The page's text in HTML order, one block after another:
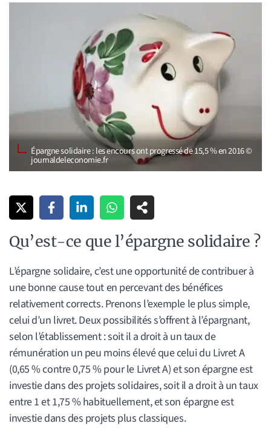
Épargne solidaire : les encours ont progressé de 15,5 % en 2016 ©
journaldeleconomie.fr
Qu’est-ce que l’épargne solidaire ?
L’épargne solidaire, c’est une opportunité de contribuer à
une bonne cause tout en percevant des bénéfices
relativement corrects. Prenons l’exemple le plus simple,
celui d’un livret. Deux possibilités s’offrent à l’épargnant,
selon l’établissement : soit il a droit à un taux de
rémunération un peu moins élevé que celui du Livret A
(0,65 % contre 0,75 % pour le Livret A) et son épargne est
investie dans des projets solidaires, soit il a droit à un taux
entre 1 et 1,75 % habituellement, et son épargne est
investie dans des projets plus classiques.